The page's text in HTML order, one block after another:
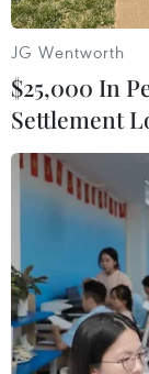
JG Wentworth
$25,000 In
Settlement